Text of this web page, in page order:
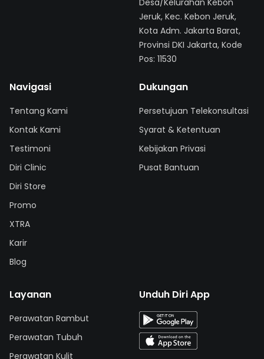
Desa/Kelurahan Kebon
Jeruk, Kec. Kebon Jeruk,
Kota Adm. Jakarta Barat,
Provinsi DKI Jakarta, Kode
Pos: 11530
Navigasi
Tentang Kami
Kontak Kami
Testimoni
Diri Clinic
Diri Store
Promo
XTRA
Karir
Blog
Dukungan
Persetujuan Telekonsultasi
Syarat & Ketentuan
Kebijakan Privasi
Pusat Bantuan
Layanan
Perawatan Rambut
Perawatan Tubuh
Perawatan Kulit
Unduh Diri App